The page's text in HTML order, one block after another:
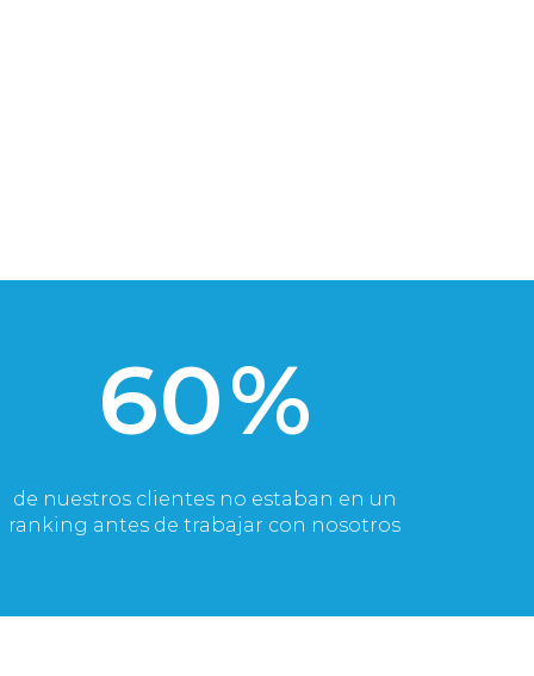
60%
de nuestros clientes no estaban en un
ranking antes de trabajar con nosotros